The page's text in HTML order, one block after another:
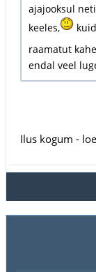
ajajooksul
keeles,
raamatut
endal veel
Ilus kogum -